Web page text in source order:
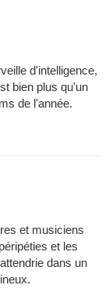
d'intelligence,
bien plus qu'un
de l'année.
et musiciens
et les
dans un